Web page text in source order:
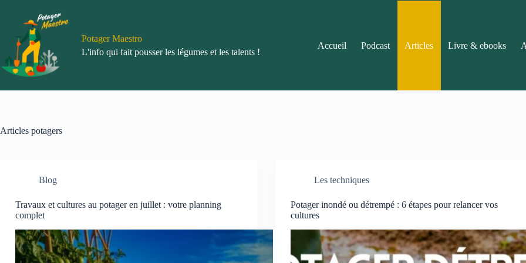
contenu
Potager Maestro
L'info qui fait pousser les légumes et les talents !
Accueil Podcast Articles Livre & ebooks
Articles potagers
Blog
Travaux et cultures au potager en juillet : votre planning
complet
Les techniques
Potager inondé ou détrempé : 6 étapes pour relancer vos
cultures